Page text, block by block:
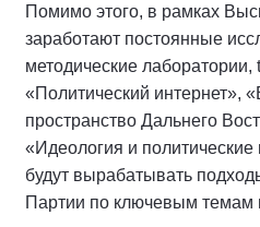
Помимо этого, в рамках
заработают постоянные
методические лаборатории,
«Политический интернет»,
пространство Дальнего
«Идеология и политические
будут вырабатывать
Партии по ключевым темам